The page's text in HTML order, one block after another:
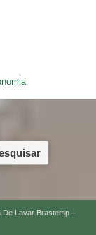
De Lavar Brastemp –